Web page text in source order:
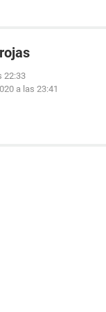
22:33
a las 23:41